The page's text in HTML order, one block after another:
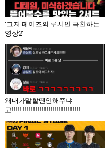
'그저 페이즈의 루시안 극찬하는
영상2'
왜내가말할땐안해주냐
고!!!!!!!!!!!!!!!!!!!!!!!!!!!!!!!!!!!!!